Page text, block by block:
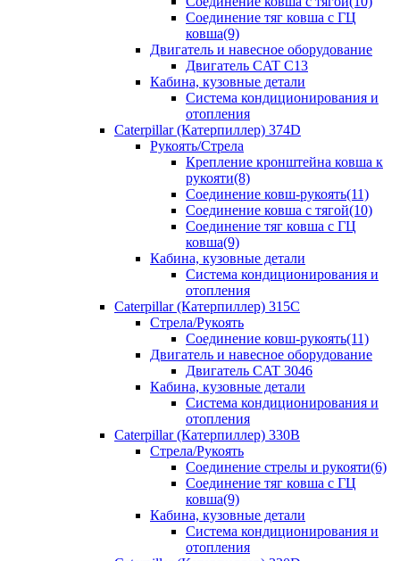
Соединение тяг ковша с ГЦ
ковша(9)
Двигатель и навесное оборудование
Двигатель CAT C13
Кабина, кузовные детали
Система кондиционирования и
отопления
Caterpillar (Катерпиллер) 374D
Рукоять/Стрела
Крепление кронштейна ковша к
рукояти(8)
Соединение ковш-рукоять(11)
Соединение ковша с тягой(10)
Соединение тяг ковша с ГЦ
ковша(9)
Кабина, кузовные детали
Система кондиционирования и
отопления
Caterpillar (Катерпиллер) 315C
Стрела/Рукоять
Соединение ковш-рукоять(11)
Двигатель и навесное оборудование
Двигатель CAT 3046
Кабина, кузовные детали
Система кондиционирования и
отопления
Caterpillar (Катерпиллер) 330B
Стрела/Рукоять
Соединение стрелы и рукояти(6)
Соединение тяг ковша с ГЦ
ковша(9)
Кабина, кузовные детали
Система кондиционирования и
отопления